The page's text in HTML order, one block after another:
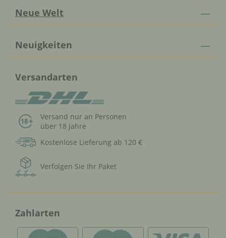
Neue Welt
Neuigkeiten
Versandarten
Versand nur an Personen
über 18 Jahre
Kostenlose Lieferung ab 120 €
Verfolgen Sie Ihr Paket
Zahlarten